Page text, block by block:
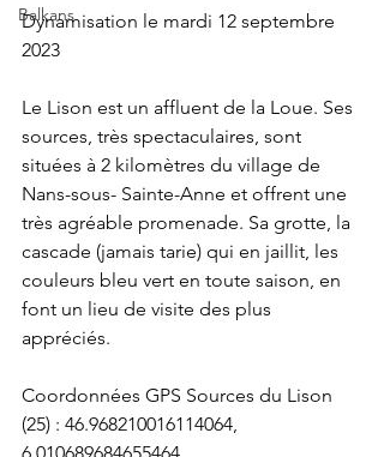
Balkans
Dynamisation le mardi 12 septembre
2023
Le Lison est un affluent de la Loue. Ses
sources, très spectaculaires, sont
situées à 2 kilomètres du village de
Nans-sous- Sainte-Anne et offrent une
très agréable promenade. Sa grotte, la
cascade (jamais tarie) qui en jaillit, les
couleurs bleu vert en toute saison, en
font un lieu de visite des plus
appréciés.
Coordonnées GPS Sources du Lison
(25) : 46.968210016114064,
6.010689684655464